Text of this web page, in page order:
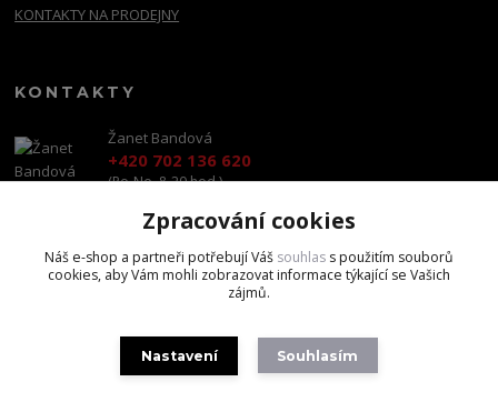
KONTAKTY NA PRODEJNY
KONTAKTY
Žanet Bandová
+420 702 136 620
(Po-Ne, 8-20 hod.)
shop@brandscapital.cz
Zpracování cookies
Náš e-shop a partneři potřebují Váš souhlas s použitím souborů
cookies, aby Vám mohli zobrazovat informace týkající se Vašich
zájmů.
Nastavení Souhlasím